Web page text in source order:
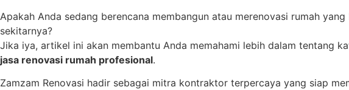
Apakah Anda sedang berencana membangun atau merenovasi rumah
sekitarnya?
Jika iya, artikel ini akan membantu Anda memahami lebih dalam tentang
jasa renovasi rumah profesional.
Zamzam Renovasi hadir sebagai mitra kontraktor terpercaya yang siap